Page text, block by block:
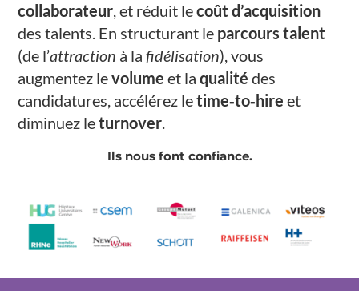
collaborateur, et réduit lecoût d’acquisition
des talents. En structurant le parcours talent
(de l’attraction à lafidélisation), vous
augmentez levolume et laqualité des
candidatures, accélérez letime‑to‑hire et
diminuez leturnover.
Ils nous font confiance.